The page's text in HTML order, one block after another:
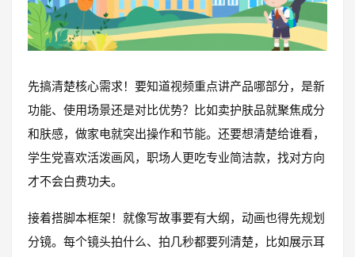
先搞清楚核心需求！要知道视频重点讲产品哪部分，是新
功能、使用场景还是对比优势？比如卖护肤品就聚焦成分
和肤感，做家电就突出操作和节能。还要想清楚给谁看，
学生党喜欢活泼画风，职场人更吃专业简洁款，找对方向
才不会白费功夫。
接着搭脚本框架！就像写故事要有大纲，动画也得先规划
分镜。每个镜头拍什么、拍几秒都要列清楚，比如展示耳